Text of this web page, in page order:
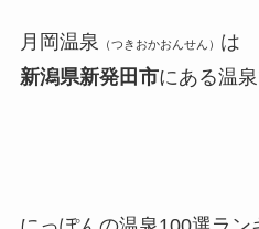
月岡温泉 （つきおかおんせん） は
新潟県新発田市にある温泉